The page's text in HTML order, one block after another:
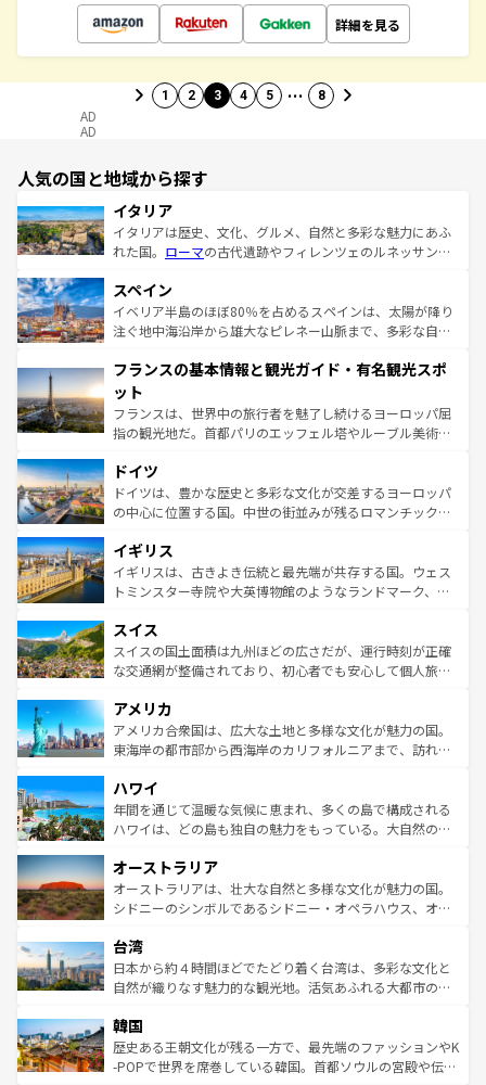
詳細を見る
1 2 3 4 5 … 8
AD
AD
人気の国と地域から探す
イタリア
イタリアは歴史、文化、グルメ、自然と多彩な魅力にあふ
れた国。 ローマの古代遺跡やフィレンツェのルネッサンス
ろん、トスカーナの美しい田園風景やアマルフィ海岸の絶
景など、自然景観も見逃せない。観光の合間には、本場の
ピザやパスタなど、絶品のイタリア料理を堪能することも
ませてくれるイタリアで、忘れられない旅をしてみよう！
なお、新着のイタリア情報は
しい。
スペイン
イベリア半島のほぼ80％を占めるスペインは、太陽が降り
注ぐ地中海沿岸から雄大なピレネー山脈まで、多彩な自然
文化が根付くこの国では、情熱的なフラメンコ、熱気あふ
れる闘牛、そして美味しいタパスが生活の一部となってい
る。首都マドリードの洗練された雰囲気や、バルセロナの
アートに溢れた街角から、地方では古代ローマ遺跡や中世
せる。地方によって風土や気候が異なるスペインはその個
性で訪れる人を魅了する。 なお、新着のスペイン情報は コ
ンテンツ一覧を参照してほしい。
フランスの基本情報と観光ガイド・有名観光スポ
ット
フランスは、世界中の旅行者を魅了し続けるヨーロッパ屈
指の観光地だ。首都パリのエッフェル塔やルーブル美術館
で、幅広い魅力が詰まっている。華麗な宮殿、歴史的な大
聖堂、美しいビーチ、そして豊かな自然が、訪れる者を心
から魅了する。また、フランスは美食の国としても知ら
いる。シャンパンの発祥地であるランス、プロヴァンスの
香り高いラベンダー畑など、多彩な楽しみ方が可能だ。さ
らに、パリ以外の地域にも魅力が溢れており、どの街角に
れる地方に足を運ぶとそれぞれで全く異なる文化を体験で
きるだろう。 なお、新着のフランス情報はコンテンツ一覧
を参照してほしい。
ドイツ
ドイツは、豊かな歴史と多彩な文化が交差するヨーロッパ
の中心に位置する国。中世の街並みが残るロマンチック街
顔を持つこの国は、どこを歩いても飽きることがない。ベ
ルリンの文化的活気、バイエルン州のアルプスの絶景、そ
してライン川沿いのワイン畑といった風景は必見。ビール
は、お酒好きな人にはぜひ体験してほしい。 なお、新着の
ドイツ情報はコンテンツ一覧を参照してほしい。
イギリス
イギリスは、古きよき伝統と最先端が共存する国。ウェス
トミンスター寺院や大英博物館のようなランドマーク、歴
リアごとに異なる魅力がある。また、優雅なアフタヌーン
ティー、ビール好きにはたまらない英国パブ、サッカー観
戦など、本場だからこそできる体験も豊富。イギリスを旅
ンツ一覧を参照してほしい。
スイス
スイスの国土面積は九州ほどの広さだが、運行時刻が正確
な交通網が整備されており、初心者でも安心して個人旅行
の建物がそのまま残る町や、スイスならではのユニークな
博物館もあり、アルプス観光だけでなく町歩きも満喫する
ことができる。国民の所得が高いため物価も高いが、旅行
ば市内交通費無料で観光を楽しむこともできる。 なお、新
着のスイス情報はコンテンツ一覧 を参照してほしい。
アメリカ
アメリカ合衆国は、広大な土地と多様な文化が魅力の国。
東海岸の都市部から西海岸のカリフォルニアまで、訪れる
のような巨大都市は、観光、ショッピング、エンターテイ
ンメントが詰まった刺激的なスポットだ。一方、アメリカ
西部には大自然が広がり、グランドキャニオンやイエロー
部のニューオーリンズでは、音楽と美食が融合した独特の
文化が魅力。旅行者はアメリカの各地域で異なる魅力を楽
しみながら、その多様性と豊かな歴史を感じることができ
ならではの贅沢な旅のスタイルだ。 なお、新着のアメリカ
情報はコンテンツ一覧を参照してほしい。
ハワイ
年間を通じて温暖な気候に恵まれ、多くの島で構成される
ハワイは、どの島も独自の魅力をもっている。大自然の神
ワイ島は見逃せない。また、定番の観光地といえばオアフ
島だが、静かな自然を求めるならマウイ島やカウアイ島が
おすすめ。エメラルドグリーンに輝く海をはじめ、豊かな
れるおもてなしの心で訪れる人々を迎えてくれるハワイの
人々、おいしいローカルフードやハワイアンミュージッ
ク、伝統的なフラダンスなど、すべてがハワイの魅力を彩
ワイを、存分に味わってほしい。 なお、新着のハワイ情報
はコンテンツ一覧を参照してほしい。
オーストラリア
オーストラリアは、壮大な自然と多様な文化が魅力の国。
シドニーのシンボルであるシドニー・オペラハウス、オー
リアリーフや大陸中央部にそびえるウルル（エアーズロッ
ク）、タスマニアの美しい原生林やケアンズの熱帯雨林な
ど、見どころがたくさん。また、カフェやワイン、オージ
いる。アクティビティも充実しており、サーフィンやダイ
ビング、ハイキングなど、アウトドア好きにはたまらな
い。オーストラリアの多彩な魅力を存分に味わいつくそ
台湾
日本から約４時間ほどでたどり着く台湾は、多彩な文化と
自然が織りなす魅力的な観光地。活気あふれる大都市の台
ン）、静ひつな山岳地帯である台湾東部など、都市の喧騒
と山間の静けさが共存しており、訪れる人に新しい発見と
驚きをもたらしてくれる。また、奥深い台湾の食文化も魅
韓国
歴史ある王朝文化が残る一方で、最先端のファッションやK
-POPで世界を席巻している韓国。首都ソウルの宮殿や伝統